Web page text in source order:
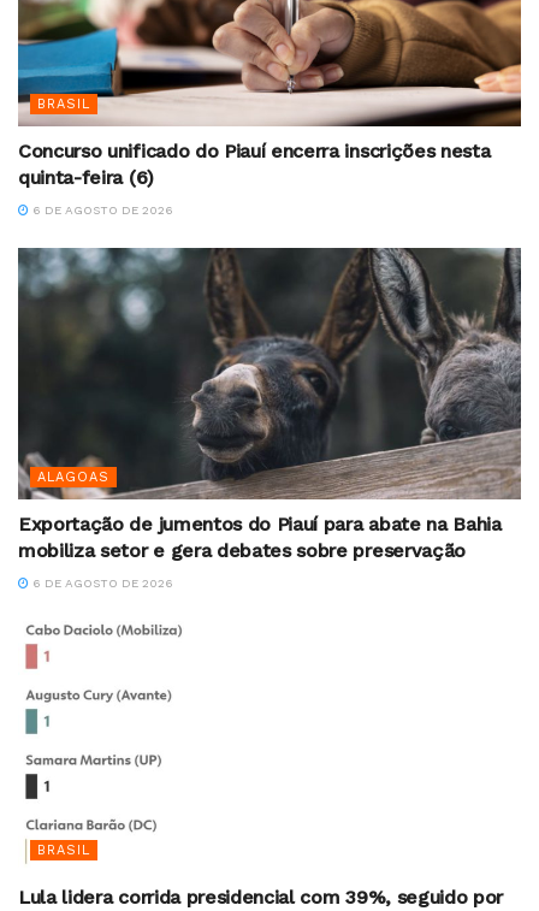
BRASIL
Concurso unificado do Piauí encerra inscrições nesta
quinta-feira (6)
6 DE AGOSTO DE 2026
ALAGOAS
Exportação de jumentos do Piauí para abate na Bahia
mobiliza setor e gera debates sobre preservação
6 DE AGOSTO DE 2026
BRASIL
Lula lidera corrida presidencial com 39%, seguido por